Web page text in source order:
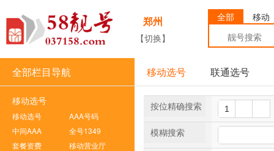
郑州
【切换】
全部 移动
全部栏目导航 移动选号 联通选号
移动选号
移动选号
AAA号码
中间AAA
全号1349
套餐资费
移动营业厅
按位精确搜索
模糊搜索